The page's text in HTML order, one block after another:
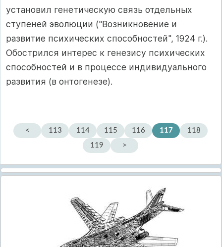
установил генетическую связь отдельных
ступеней эволюции ("Возникновение и
развитие психических способностей", 1924 г.).
Обострился интерес к генезису психических
способностей и в процессе индивидуального
развития (в онтогенезе).
< 113 114 115 116 117
118
119
>